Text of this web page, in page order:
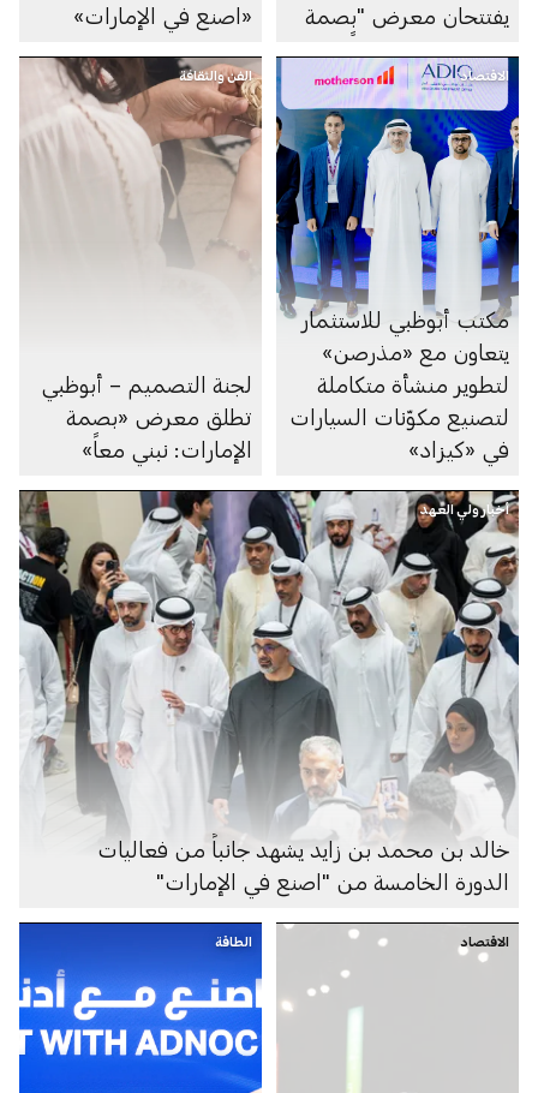
يفتتحان معرض "بصمة
«اصنع في الإمارات»
الاقتصاد
مكتب أبوظبي للاستثمار
يتعاون مع «مذرصن»
لتطوير منشأة متكاملة
لتصنيع مكوّنات السيارات
في «كيزاد»
الفن والثقافة
لجنة التصميم – أبوظبي
تطلق معرض «بصمة
الإمارات: نبني معاً»
أخبار ولي العهد
خالد بن محمد بن زايد يشهد جانباً من فعاليات
الدورة الخامسة من "اصنع في الإمارات"
الاقتصاد الطاقة